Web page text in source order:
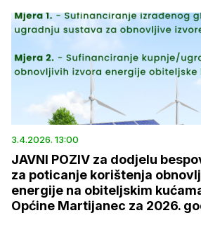
3.4.2026. 13:00
JAVNI POZIV za dodjelu
za poticanje korištenja
energije na obiteljskim
Općine Martijanec za 2026.